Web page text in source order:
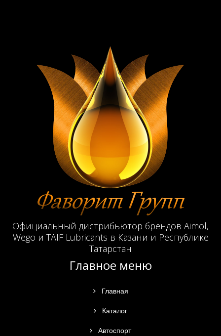
Официальный дистрибьютор брендов Aimol,
Wego и TAIF Lubricants в Казани и Республике
Татарстан
Главное меню
Главная
Каталог
Автоспорт